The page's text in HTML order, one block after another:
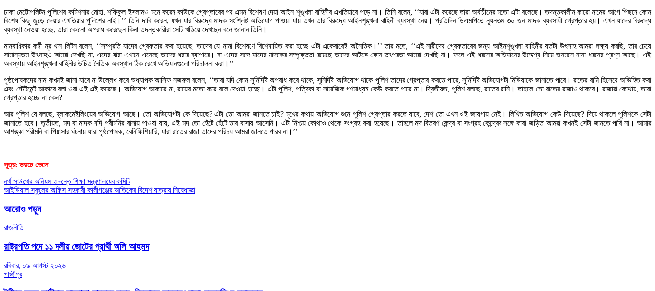
ঢাকা মেট্টোপলিটন পুলিশের কমিশনার মোহা. শফিকুল ইসলামও মনে করেন কাউকে গ্রেপ্তারের পর এমন বিশেষণ দেয়া আইন শৃঙ্খলা বাহিনীর এখতিয়ারে পড়ে না। তিনি বলেন, ‘‘যারা এটা করেছে তারা অর্বাচীনের মতো এটা বলেছে। তদন্তকালীন কারো নামের আগে পিছনে কোন
বিশেষ কিছু জুড়ে দেয়ার এখতিয়ার পুলিশের নাই।’’ তিনি দাবি করেন, যখন যার বিরুদ্ধে মাদক সংশ্লিষ্ট অভিযোগ পাওয়া যায় তখন তার বিরুদ্ধে আইনশৃঙ্খলা বাহিনী ব্যবস্থা নেয়। প্রতিদিন ডিএমপিতে ন্যুনতম ৩০ জন মাদক ব্যবসায়ী গ্রেপ্তার হয়। এখন যাদের বিরুদ্ধে
ব্যবস্থা নেওয়া হচ্ছে, তারা কোনো অপরাধ করেছেন কিনা তদন্তকারীরা সেটি খতিয়ে দেখছেন বলে জানান তিনি।
মানবাধিকার কর্মী নূর খান লিটন বলেন, ‘‘সম্প্রতি যাদের গ্রেফতার করা হয়েছে, তাদের যে নানা বিশেষণে বিশেষায়িত করা হচ্ছে এটা একেবারেই অনৈতিক।’’ তার মতে, ‘‘এই নারীদের গ্রেফতারের জন্য আইনশৃঙ্খলা বাহিনীর যতটা উৎসাহ আমরা লক্ষ্য করছি, তার চেয়ে
সামান্যতম উৎসাহও আমরা দেখছি না, এদের যারা এখানে এনেছে তাদের ধরার ব্যাপারে। বা এদের সঙ্গে যাদের মাদকের সম্পৃক্ততা রয়েছে তাদের আটকে কোন তৎপরতা আমরা দেখছি না। ফলে এই ধরনের অভিযানের উদ্দেশ্য নিয়ে জনমনে নানা ধরনের প্রশ্ন আছে। এই
অবস্থায় আইনশৃঙ্খলা বাহিনীর উচিত নৈতিক অবস্থান ঠিক রেখে অভিযানগুলো পরিচালনা করা।’’
পৃষ্ঠপোষকদের নাম কখনই জানা যাবে না উল্লেখ করে অধ্যাপক আসিফ নজরুল বলেন, ‘‘তারা যদি কোন সুনির্দিষ্ট অপরাধ করে থাকে, সুনির্দিষ্ট অভিযোগ থাকে পুলিশ তাদের গ্রেপ্তার করতে পারে, সুনির্দিষ্ট অভিযোগটা মিডিয়াকে জানাতে পারে। রাতের রানি হিসেবে অভিহিত করা
এবং স্টেটমেন্ট আকারে বলা ওরা এই এই করেছে। অভিযোগ আকারে না, রায়ের মতো করে বলে দেওয়া হচ্ছে। এটা পুলিশ, পত্রিকা বা সামাজিক গণমাধ্যম কেউ করতে পারে না। দ্বিতীয়ত, পুলিশ বলছে, রাতের রানি। তাহলে তো রাতের রাজাও থাকবে। রাজারা কোথায়, তারা
গ্রেপ্তার হচ্ছে না কেন?
আর পুলিশ যে বলছে, ব্লাকমেইলিংয়ের অভিযোগ আছে। তো অভিযোগটা কে দিয়েছে? এটা তো আমরা জানতে চাই? মুখের কথায় অভিযোগ শুনে পুলিশ গ্রেপ্তার করতে যাবে, দেশ তো এখন ওই জায়গায় নেই। লিখিত অভিযোগ কেউ দিয়েছে? দিয়ে থাকলে পুলিশকে সেটা
জানাতে হবে। তৃতীয়ত, মদ বা মাদক যদি পরীমনির বাসায় পাওয়া যায়, এই মদ তো হেঁটে হেঁটে তার বাসায় আসেনি। এটা নিশ্চয় কোথাও থেকে সংগ্রহ করা হয়েছে। তাহলে মদ বিতরণ কেন্দ্র বা সংগ্রহ কেন্দ্রের সঙ্গে কারা জড়িত আমরা কখনই সেটা জানতে পারি না। আমার
আশঙ্কা পরীমনি বা পিয়াসার ঘটনায় যারা পৃষ্ঠপোষক, বেনিফিশিয়ারি, যারা রাতের রাজা তাদের পরিচয় আমরা জানতে পারব না।’’
সূত্র: ডয়চে ভেলে
Post
navigation
নর্থ সাউথের অনিয়ম তদন্তে শিক্ষা মন্ত্রণালয়ের কমিটি
আইডিয়াল স্কুলের অফিস সহকারী কালীগঞ্জের আতিকের বিদেশ যাত্রায় নিষেধাজ্ঞা
আরোও পড়ুন
রাজনীতি
রাষ্ট্রপতি পদে ১১ দলীয় জোটের প্রার্থী অলি আহমদ
রবিবার, ০৯ আগস্ট ২০২৬
গাজীপুর